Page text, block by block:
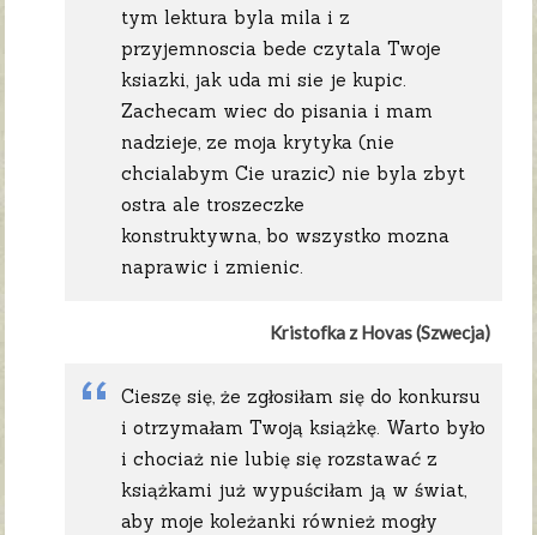
tym lektura byla mila i z
przyjemnoscia bede czytala Twoje
ksiazki, jak uda mi sie je kupic.
Zachecam wiec do pisania i mam
nadzieje, ze moja krytyka (nie
chcialabym Cie urazic) nie byla zbyt
ostra ale troszeczke
konstruktywna, bo wszystko mozna
naprawic i zmienic.
Kristofka z Hovas (Szwecja)
Cieszę się, że zgłosiłam się do konkursu
i otrzymałam Twoją książkę. Warto było
i chociaż nie lubię się rozstawać z
książkami już wypuściłam ją w świat,
aby moje koleżanki również mogły